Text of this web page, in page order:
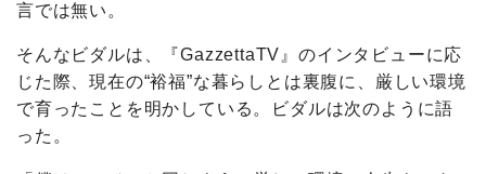
言では無い。
そんなビダルは、『GazzettaTV』のインタビューに応
じた際、現在の“裕福”な暮らしとは裏腹に、厳しい環境
で育ったことを明かしている。ビダルは次のように語
った。